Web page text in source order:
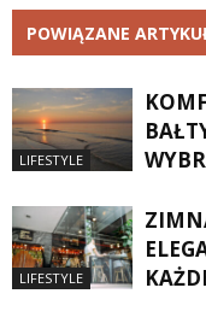
POWIĄZANE
LIFESTYLE
LIFESTYLE